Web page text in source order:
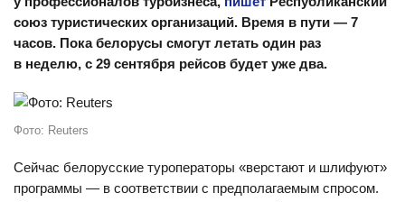
союз туристических организаций. Время в пути — 7
часов. Пока белорусы смогут летать один раз
в неделю, с 29 сентября рейсов будет уже два.
Фото: Reuters
Сейчас белорусские туроператоры «верстают и шлифуют»
программы — в соответствии с предполагаемым спросом.